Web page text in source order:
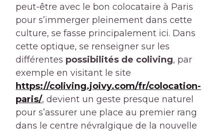
peut-être avec le bon colocataire à Paris
pour s’immerger pleinement dans cette
culture, se fasse principalement ici. Dans
cette optique, se renseigner sur les
différentes possibilités de coliving, par
exemple en visitant le site
https://coliving.joivy.com/fr/colocation-
paris/, devient un geste presque naturel
pour s’assurer une place au premier rang
dans le centre névralgique de la nouvelle